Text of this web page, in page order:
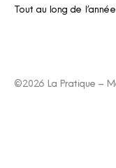
Tout au long de
©2026 La Pratique –